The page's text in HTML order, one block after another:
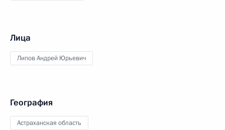
Лица
Липов Андрей Юрьевич
География
Астраханская область